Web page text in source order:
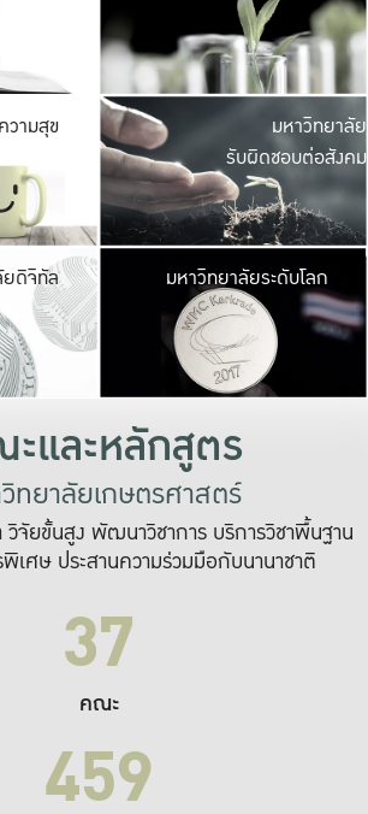
มีพื้นที่เขียวสดใส
เป็นป่าในเมือง เกษต
วามสุข มหาวิ
ค
เปิดประ
และพบเรื่องราวใ
มหาวิทยาลัย
รับผิดชอบต่อสังคม
ดิจิทัล มหาวิ
เปลี่ยนแปลง แล
เพื่อทำง
ระบบสารสนเทศ
มหาวิทยาลัยระดับโลก
และหลักสูตร
ทยาลัยเกษตรศาสตร์
จัยขั้นสูง พัฒนาวิชาการ บริการวิชาพื้นฐาน
พิเศษ ประสานความร่วมมือกับนานาชาติ
37
คณะ
459